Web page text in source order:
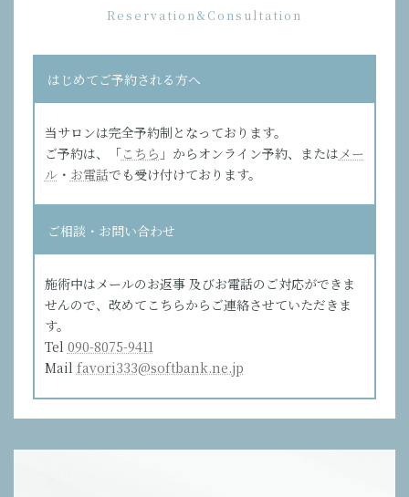
Reservation&Consultation
はじめてご予約される方へ
当サロンは完全予約制となっております。
ご予約は、「こちら 」からオンライン予約、またはメー
ル・ お電話でも受け付けております。
ご相談・お問い合わせ
施術中はメールのお返事 及びお電話のご対応ができま
せんので、改めてこちらからご連絡させていただきま
す。
Tel 090-8075-9411
Mail favori333@softbank.ne.jp